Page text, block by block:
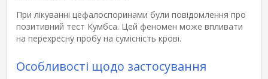
При лікуванні цефалоспоринами були повідомлення про
позитивний тест Кумбса. Цей феномен може впливати
на перехресну пробу на сумісність крові.
Особливості щодо застосування